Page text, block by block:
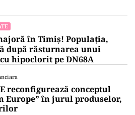
în Timiș! Populația,
după răsturnarea unui
hipoclorit pe DN68A
reconfigurează conceptul
Europe” în jurul produselor,